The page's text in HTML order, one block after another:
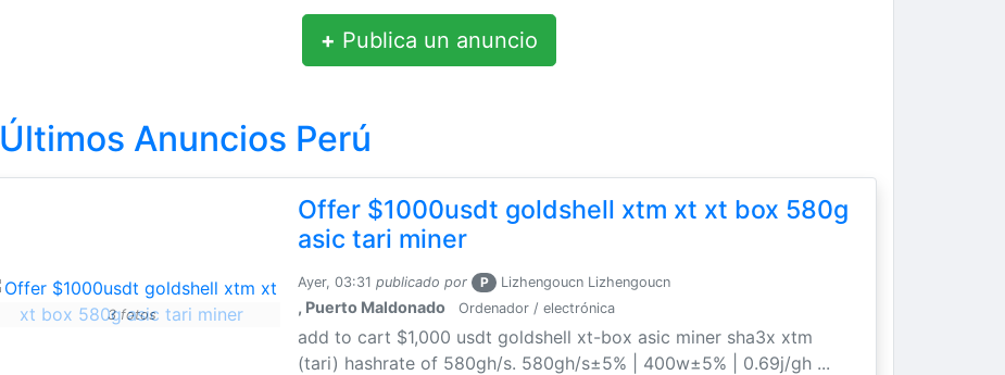
+ Publica un anuncio
Últimos Anuncios Perú
3 fotos
Offer $1000usdt goldshell xtm xt xt box 580g
asic tari miner
Ayer, 03:31 publicado por P Lizhengoucn Lizhengoucn
, Puerto Maldonado Ordenador / electrónica
add to cart $1,000 usdt goldshell xt-box asic miner sha3x xtm
(tari) hashrate of 580gh/s. 580gh/s±5% | 400w±5% | 0.69j/gh ...